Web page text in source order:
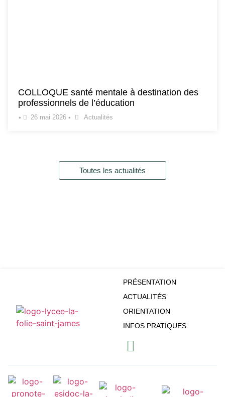
COLLOQUE santé mentale à destination des
professionnels de l’éducation
• 26 mai 2026 • Actualités
Toutes les actualités
PRÉSENTATION
ACTUALITÉS
ORIENTATION
INFOS PRATIQUES